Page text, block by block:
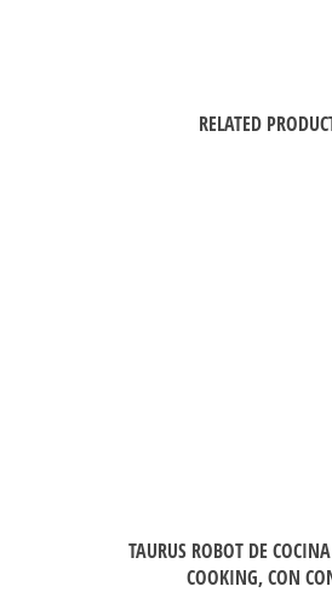
RELATED
TAURUS ROBOT DE
COOKING, CON